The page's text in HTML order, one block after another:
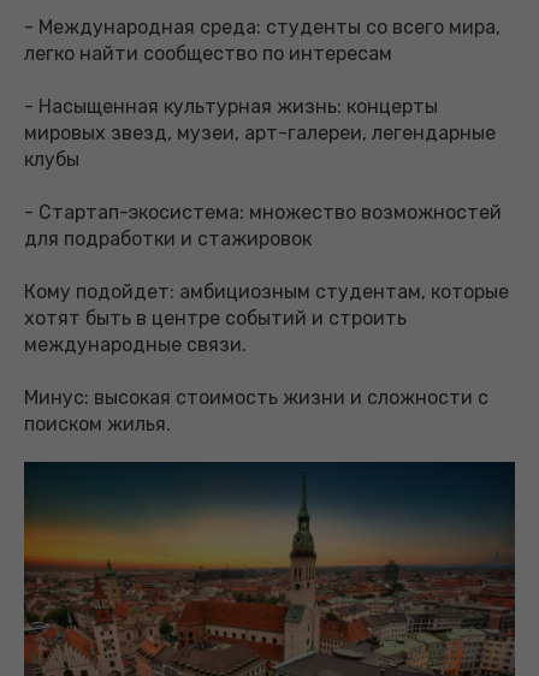
- Международная среда: студенты со всего мира,
легко найти сообщество по интересам
- Насыщенная культурная жизнь: концерты
мировых звезд, музеи, арт-галереи, легендарные
клубы
- Стартап-экосистема: множество возможностей
для подработки и стажировок
Кому подойдет: амбициозным студентам, которые
хотят быть в центре событий и строить
международные связи.
Минус: высокая стоимость жизни и сложности с
поиском жилья.